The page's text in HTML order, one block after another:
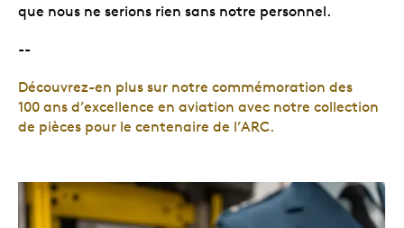
que nous ne serions rien sans notre personnel.
--
Découvrez-en plus sur notre commémoration des
100 ans d’excellence en aviation avec notre collection
de pièces pour le centenaire de l’ARC.